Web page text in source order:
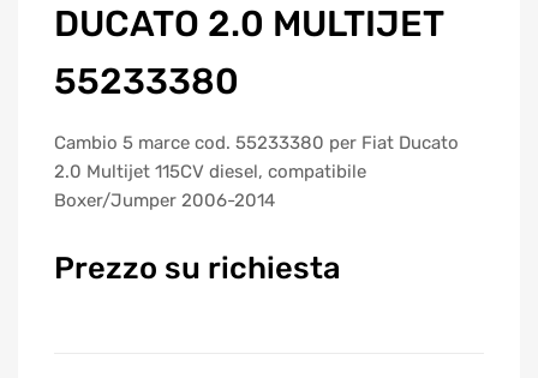
DUCATO 2.0 MULTIJET
55233380
Cambio 5 marce cod. 55233380 per Fiat Ducato
2.0 Multijet 115CV diesel, compatibile
Boxer/Jumper 2006-2014
Prezzo su richiesta